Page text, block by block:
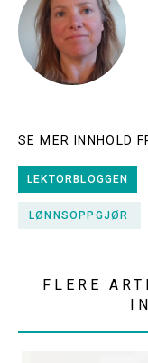
SE MER INNHOLD
LEKTORBLOGGEN
LØNNSOPPGJØR
FLERE